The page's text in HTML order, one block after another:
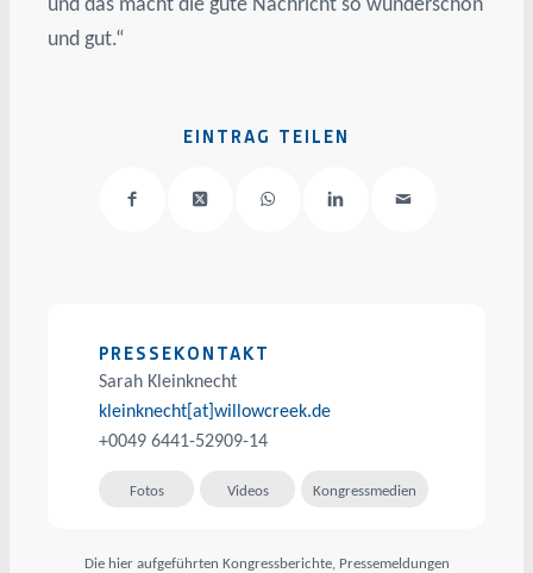
und gut.“
EINTRAG TEILEN
PRESSEKONTAKT
Sarah Kleinknecht
kleinknecht[at]willowcreek.de
+0049 6441-52909-14
Fotos Videos Kongressmedien
Die hier aufgeführten Kongressberichte, Pressemeldungen